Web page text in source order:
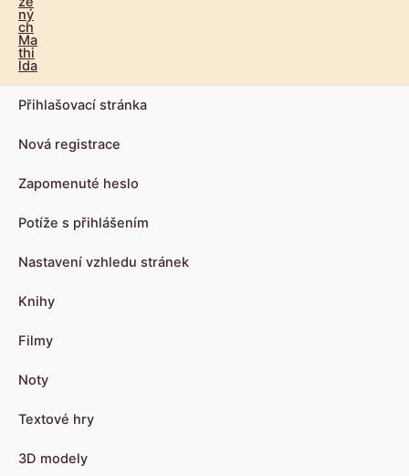
Přihlašovací stránka
Nová registrace
Zapomenuté heslo
Potíže s přihlášením
Nastavení vzhledu stránek
Knihy
Filmy
Noty
Textové hry
3D modely